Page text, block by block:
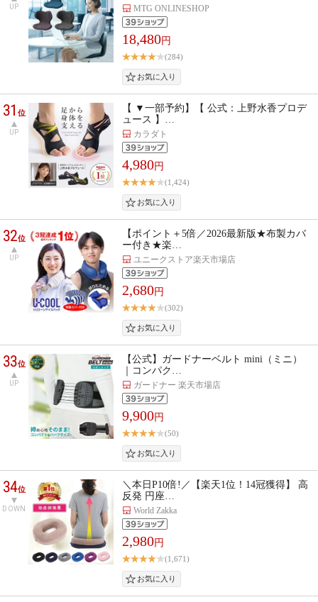
UP MTG ONLINESHOP
18,480円
(284)
31位
UP
【 ▼一部予約】【 公式：上野水香プロデ
ュース 】…
カラダト
4,980円
(1,424)
32位
UP
【ポイント＋5倍／2026最新版★布製カバ
ー付き★楽…
ユニークストア楽天市場店
2,680円
(302)
33位
UP
【公式】ガードナーベルト mini（ミニ）
｜コンパク…
ガードナー 楽天市場店
9,900円
(50)
34位
DOWN
＼本日P10倍!／【楽天1位！14冠獲得】 高
反発 円座…
World Zakka
2,980円
(1,671)